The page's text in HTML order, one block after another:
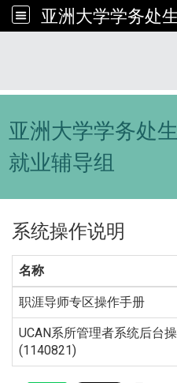
亚洲大学学务处
亚洲大学学务处
就业辅导组
系统操作说明
名称
职涯导师专区操作手册
UCAN系所管理者系统后台
(1140821)